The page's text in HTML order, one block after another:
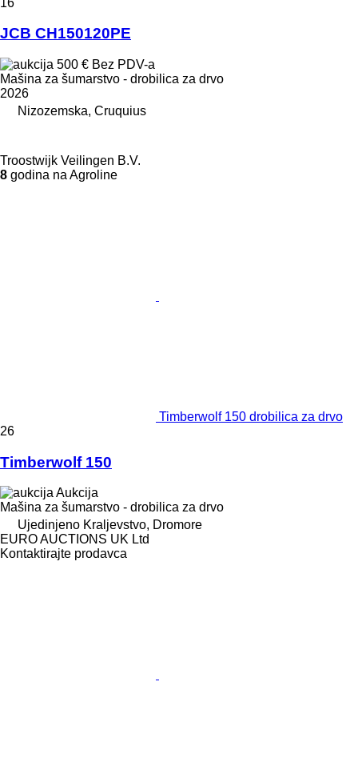
JCB CH150120PE
500 € Bez PDV-a
Mašina za šumarstvo - drobilica za drvo
2026
Nizozemska, Cruquius
Troostwijk Veilingen B.V.
8 godina na Agroline
Timberwolf 150 drobilica za drvo
26
Timberwolf 150
Aukcija
Mašina za šumarstvo - drobilica za drvo
Ujedinjeno Kraljevstvo, Dromore
EURO AUCTIONS UK Ltd
Kontaktirajte prodavca